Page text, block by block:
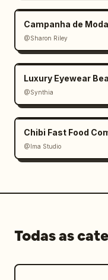
Campanha de
@Sharon Riley
Luxury Eyewear
@Synthia
Chibi Fast Food
@Ima Studio
Todas as